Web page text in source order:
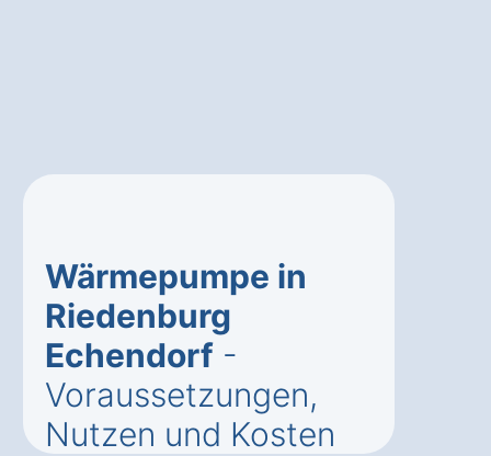
Wärmepumpe in
Riedenburg
Echendorf -
Voraussetzungen,
Nutzen und Kosten